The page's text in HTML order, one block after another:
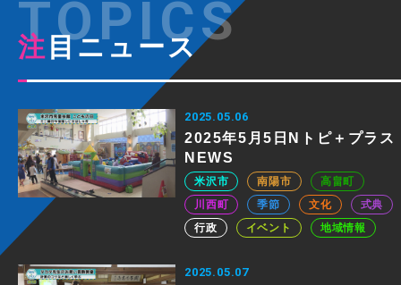
注目ニュース
2025.05.06
2025年5月5日Nトピ＋プラス
NEWS
米沢市 南陽市
高畠町
川西町
季節 文化
式典
行政
イベント 地域情報
2025.05.07